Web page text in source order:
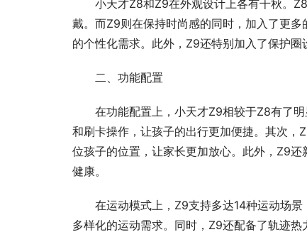
小天才Z8和Z9在外观设计上各有千秋。
戴。而Z9则在保持时尚感的同时，加入了更
的个性化需求。此外，Z9还特别加入了保护圈
二、功能配置
在功能配置上，小天才Z9相较于Z8有了
和刷卡操作，让孩子的出行更加便捷。其次，
位孩子的位置，让家长更加放心。此外，Z9
健康。
在运动模式上，Z9支持多达14种运动场
多样化的运动需求。同时，Z9还配备了轨迹